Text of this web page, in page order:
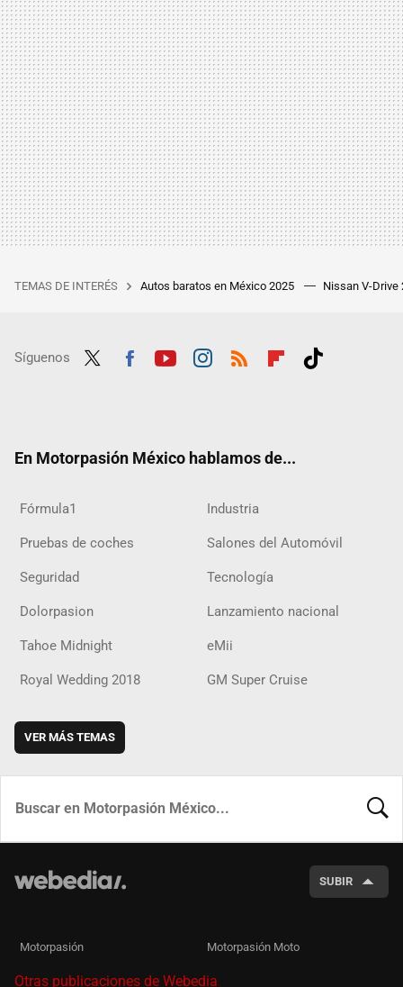
TEMAS DE INTERÉS Autos baratos en México 2025 Nissan V-Drive
Síguenos
En Motorpasión México hablamos de...
Fórmula1 Industria
Pruebas de coches Salones del Automóvil
Seguridad Tecnología
Dolorpasion Lanzamiento nacional
Tahoe Midnight eMii
Royal Wedding 2018 GM Super Cruise
VER MÁS TEMAS
SUBIR
Motorpasión Motorpasión Moto
Otras publicaciones de Webedia